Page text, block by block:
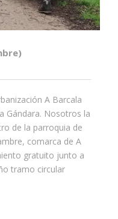
A Barcala
Gándara. Nosotros la
de la parroquia de
comarca de A
gratuito junto a
tramo circular